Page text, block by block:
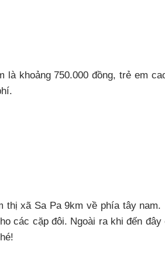
khoảng 750.000 đồng, trẻ em
thị xã Sa Pa 9km về phía tây nam.
các cặp đôi. Ngoài ra khi đến đây